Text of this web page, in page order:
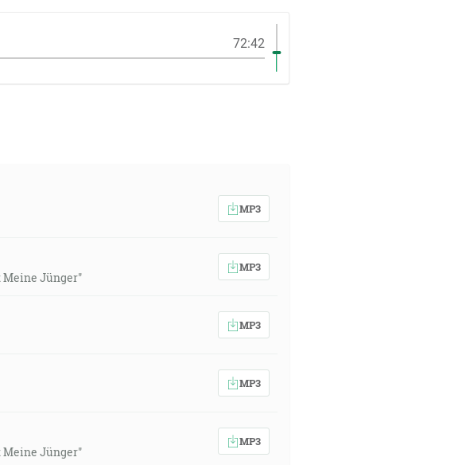
72:42
MP3
Meine Jünger"
MP3
MP3
MP3
Meine Jünger"
MP3